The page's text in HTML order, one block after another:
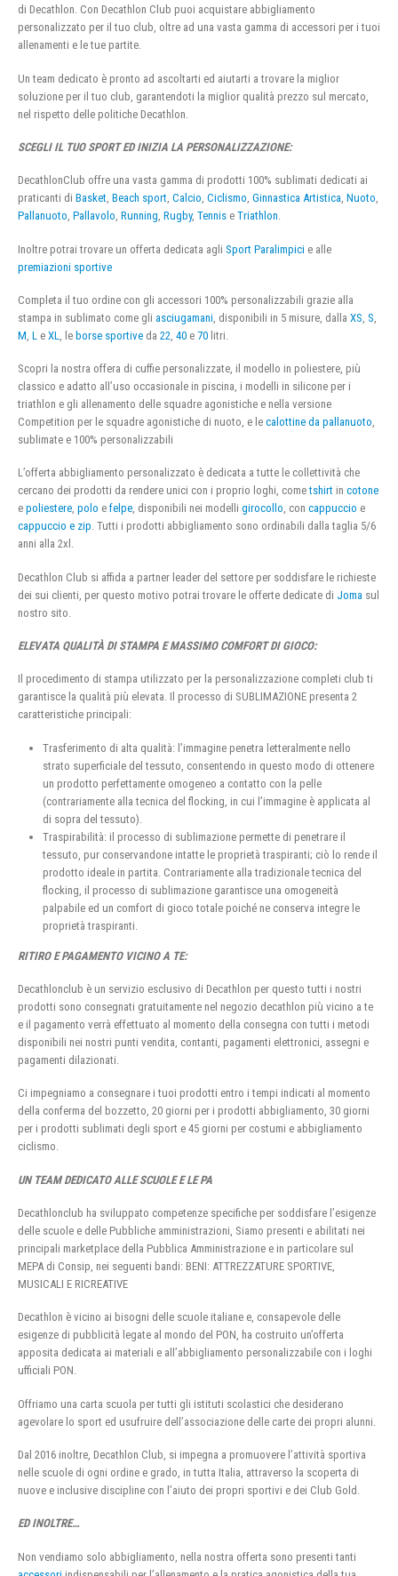
di Decathlon. Con Decathlon Club puoi acquistare abbigliamento
personalizzato per il tuo club, oltre ad una vasta gamma di accessori per i tuoi
allenamenti e le tue partite.
Un team dedicato è pronto ad ascoltarti ed aiutarti a trovare la miglior
soluzione per il tuo club, garantendoti la miglior qualità prezzo sul mercato,
nel rispetto delle politiche Decathlon.
SCEGLI IL TUO SPORT ED INIZIA LA PERSONALIZZAZIONE:
DecathlonClub offre una vasta gamma di prodotti 100% sublimati dedicati ai
praticanti di Basket, Beach sport, Calcio, Ciclismo, Ginnastica Artistica, Nuoto,
Pallanuoto, Pallavolo, Running, Rugby, Tennis e Triathlon.
Inoltre potrai trovare un offerta dedicata agli Sport Paralimpici e alle
premiazioni sportive
Completa il tuo ordine con gli accessori 100% personalizzabili grazie alla
stampa in sublimato come gli asciugamani , disponibili in 5 misure, dalla XS S
M L e XL , le borse sportive da 22 40 e 70 litri.
Scopri la nostra offera di cuffie personalizzate, il modello in poliestere, più
classico e adatto all’uso occasionale in piscina, i modelli in silicone per i
triathlon e gli allenamento delle squadre agonistiche e nella versione
Competition per le squadre agonistiche di nuoto, e le calottine da pallanuoto,
sublimate e 100% personalizzabili
L’offerta abbigliamento personalizzato è dedicata a tutte le collettività che
cercano dei prodotti da rendere unici con i proprio loghi, cometshirt in cotone
e poliestere, polo e felpe, disponibili nei modelli girocollo, con cappuccio e
cappuccio e zip. Tutti i prodotti abbigliamento sono ordinabili dalla taglia 5/6
anni alla 2xl.
Decathlon Club si affida a partner leader del settore per soddisfare le richieste
dei sui clienti, per questo motivo potrai trovare le offerte dedicate di Joma sul
nostro sito.
ELEVATA QUALITÀ DI STAMPA E MASSIMO COMFORT DI GIOCO:
Il procedimento di stampa utilizzato per la personalizzazione completi club ti
garantisce la qualità più elevata. Il processo di SUBLIMAZIONE presenta 2
caratteristiche principali:
Trasferimento di alta qualità: l’immagine penetra letteralmente nello
strato superficiale del tessuto, consentendo in questo modo di ottenere
un prodotto perfettamente omogeneo a contatto con la pelle
(contrariamente alla tecnica del flocking, in cui l’immagine è applicata al
di sopra del tessuto).
Traspirabilità: il processo di sublimazione permette di penetrare il
tessuto, pur conservandone intatte le proprietà traspiranti; ciò lo rende il
prodotto ideale in partita. Contrariamente alla tradizionale tecnica del
flocking, il processo di sublimazione garantisce una omogeneità
palpabile ed un comfort di gioco totale poiché ne conserva integre le
proprietà traspiranti.
RITIRO E PAGAMENTO VICINO A TE:
Decathlonclub è un servizio esclusivo di Decathlon per questo tutti i nostri
prodotti sono consegnati gratuitamente nel negozio decathlon più vicino a te
e il pagamento verrà effettuato al momento della consegna con tutti i metodi
disponibili nei nostri punti vendita, contanti, pagamenti elettronici, assegni e
pagamenti dilazionati.
Ci impegniamo a consegnare i tuoi prodotti entro i tempi indicati al momento
della conferma del bozzetto, 20 giorni per i prodotti abbigliamento, 30 giorni
per i prodotti sublimati degli sport e 45 giorni per costumi e abbigliamento
ciclismo.
UN TEAM DEDICATO ALLE SCUOLE E LE PA
Decathlonclub ha sviluppato competenze specifiche per soddisfare l’esigenze
delle scuole e delle Pubbliche amministrazioni, Siamo presenti e abilitati nei
principali marketplace della Pubblica Amministrazione e in particolare sul
MEPA di Consip, nei seguenti bandi: BENI: ATTREZZATURE SPORTIVE,
MUSICALI E RICREATIVE
Decathlon è vicino ai bisogni delle scuole italiane e, consapevole delle
esigenze di pubblicità legate al mondo del PON, ha costruito un’offerta
apposita dedicata ai materiali e all’abbigliamento personalizzabile con i loghi
ufficiali PON.
Offriamo una carta scuola per tutti gli istituti scolastici che desiderano
agevolare lo sport ed usufruire dell’associazione delle carte dei propri alunni.
Dal 2016 inoltre, Decathlon Club, si impegna a promuovere l’attività sportiva
nelle scuole di ogni ordine e grado, in tutta Italia, attraverso la scoperta di
nuove e inclusive discipline con l’aiuto dei propri sportivi e dei Club Gold.
ED INOLTRE…
Non vendiamo solo abbigliamento, nella nostra offerta sono presenti tanti